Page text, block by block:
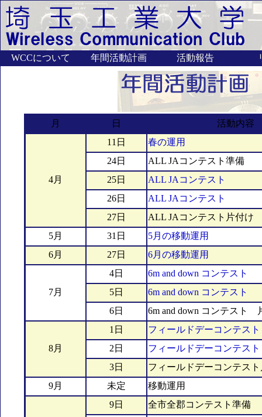
月 日 活動内容
4月
11日
春の運用
24日
ALL JAコンテスト準備
25日
ALL JAコンテスト
26日
ALL JAコンテスト
27日
ALL JAコンテスト片付け
5月
31日
5月の移動運用
6月
27日 6月の移動運用
7月
4日
6m and down コンテスト
5日
6m and down コンテスト
6日
6m and down コンテスト
8月
1日
フィールドデーコンテスト
2日
フィールドデーコンテスト
3日
フィールドデーコンテス
9月
未定 移動運用
9日
全市全郡コンテスト準備